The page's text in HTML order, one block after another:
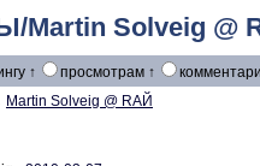
Solveig @
↑ просмотрам ↑
Martin Solveig @ RАЙ